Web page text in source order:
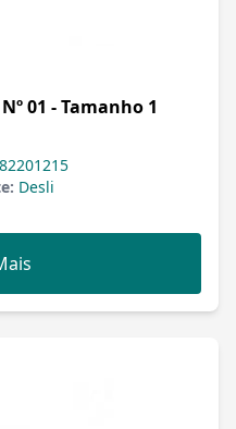
01 - Tamanho 1
Desli